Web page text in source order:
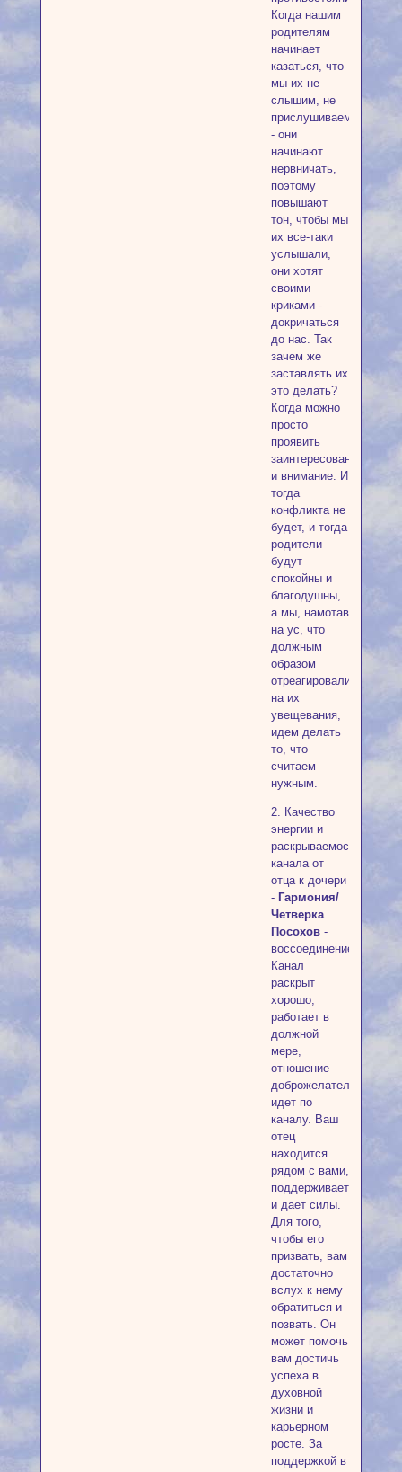
Когда нашим
родителям
начинает
казаться, что
мы их не
слышим, не
прислушиваемся
- они
начинают
нервничать,
поэтому
повышают
тон, чтобы мы
их все-таки
услышали,
они хотят
своими
криками -
докричаться
до нас. Так
зачем же
заставлять их
это делать?
Когда можно
просто
проявить
заинтересованность
и внимание. И
тогда
конфликта не
будет, и тогда
родители
будут
спокойны и
благодушны,
а мы, намотав
на ус, что
должным
образом
отреагировали
на их
увещевания,
идем делать
то, что
считаем
нужным.
2. Качество
энергии и
раскрываемость
канала от
отца к дочери
- Гармония/
Четверка
Посохов-
воссоединение.
Канал
раскрыт
хорошо,
работает в
должной
мере,
отношение
доброжелательности
идет по
каналу. Ваш
отец
находится
рядом с вами,
поддерживает
и дает силы.
Для того,
чтобы его
призвать, вам
достаточно
вслух к нему
обратиться и
позвать. Он
может помочь
вам достичь
успеха в
духовной
жизни и
карьерном
росте. За
поддержкой в